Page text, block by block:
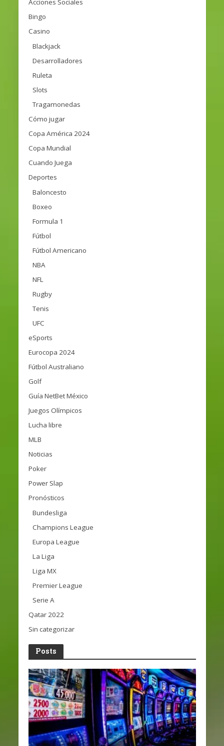
Acciones Sociales
Bingo
Casino
Blackjack
Desarrolladores
Ruleta
Slots
Tragamonedas
Cómo jugar
Copa América 2024
Copa Mundial
Cuando Juega
Deportes
Baloncesto
Boxeo
Formula 1
Fútbol
Fútbol Americano
NBA
NFL
Rugby
Tenis
UFC
eSports
Eurocopa 2024
Fútbol Australiano
Golf
Guía NetBet México
Juegos Olímpicos
Lucha libre
MLB
Noticias
Poker
Power Slap
Pronósticos
Bundesliga
Champions League
Europa League
La Liga
Liga MX
Premier League
Serie A
Qatar 2022
Sin categorizar
Posts